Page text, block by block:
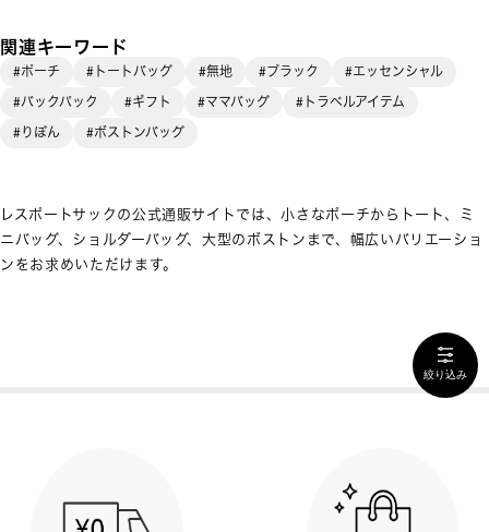
関連キーワード
#ポーチ #トートバッグ #無地 #ブラック
#エッセンシャル
#バックパック
#ギフト #ママバッグ
#トラベルアイテム
#りぼん
#ボストンバッグ
レスポートサックの公式通販サイトでは、小さなポーチからトート、ミ
ニバッグ、ショルダーバッグ、大型のボストンまで、幅広いバリエーショ
ンをお求めいただけます。
絞り込み